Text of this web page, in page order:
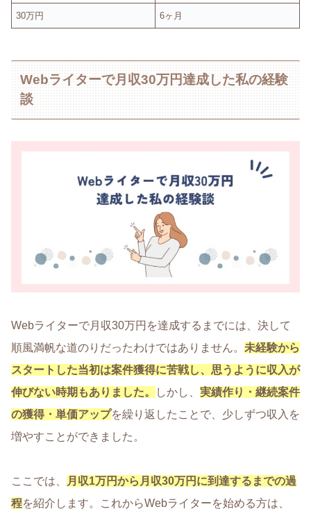
30万円 6ヶ月
Webライターで月収30万円達成した私の経験
談
Webライターで月収30万円を達成するまでには、決して
順風満帆な道のりだったわけではありません。 未経験から
スタートした当初は案件獲得に苦戦し、思うように収入が
伸びない時期もありました。
しかし、 実績作り・継続案件
の獲得・単価アップを繰り返したことで、少しずつ収入を
増やすことができました。
ここでは、
月収1万円から月収30万円に到達するまでの過
程を紹介します。これからWebライターを始める方は、